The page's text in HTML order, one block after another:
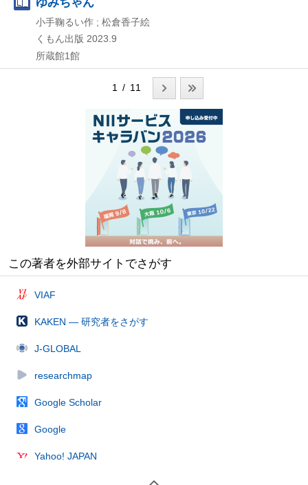
小手鞠るい作 ; 松倉香子絵
くもん出版 2023.9
所蔵館1館
1 / 11
この著者を外部サイトでさがす
VIAF
KAKEN — 研究者をさがす
J-GLOBAL
researchmap
Google Scholar
Google
Yahoo! JAPAN